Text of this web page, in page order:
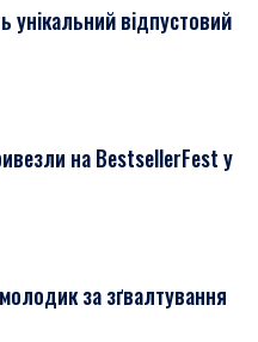
унікальний відпустовий
на BestsellerFest у
за зґвалтування